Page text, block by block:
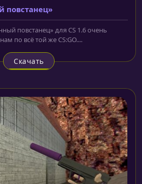
повстанец»
повстанец» для CS 1.6 очень
по всё той же CS:GO....
Скачать